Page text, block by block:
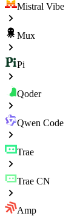
Mistral Vibe
Mux
Pi
Qoder
Qwen Code
Trae
Trae CN
Amp